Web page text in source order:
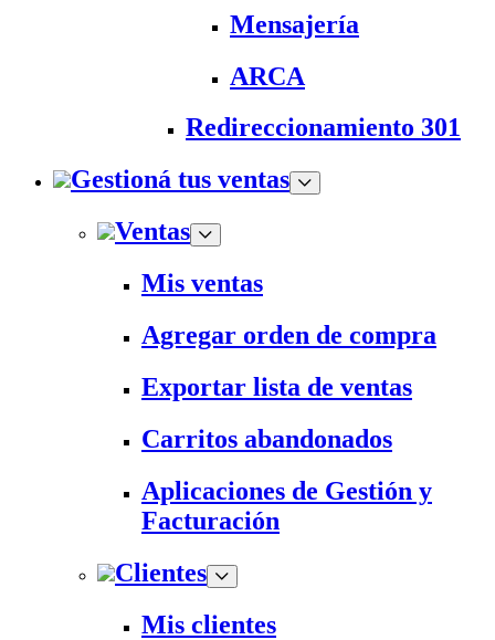
Mensajería
ARCA
Redireccionamiento 301
Gestioná tus ventas
Ventas
Mis ventas
Agregar orden de compra
Exportar lista de ventas
Carritos abandonados
Aplicaciones de Gestión y
Facturación
Clientes
Mis clientes